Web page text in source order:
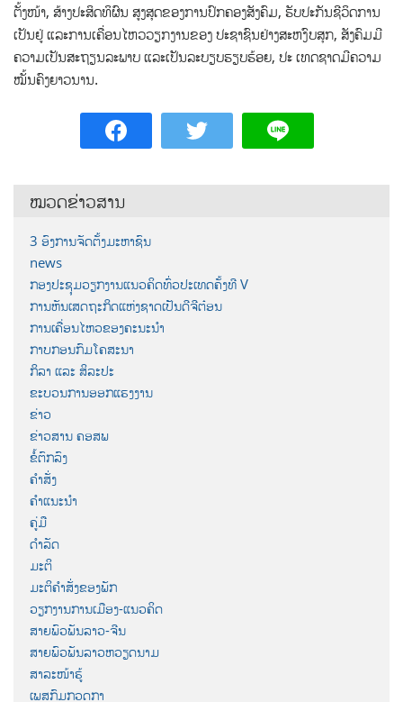
ຕັ້ງໜ້າ, ສ້າງປະສິດທິຜົນ ສູງສຸດຂອງການປົກຄອງສັງຄົມ, ຮັບປະກັນຊີວິດການ
ເປັນຢູ່ ແລະການເຄື່ອນໄຫວວຽກງານຂອງ ປະຊາຊົນຢ່າງສະຫງົບສຸກ, ສັງຄົມມີ
ຄວາມເປັນສະຖຽນລະພາບ ແລະເປັນລະບຽບຮຽບຮ້ອຍ, ປະ ເທດຊາດມີຄວາມ
ໝັ້ນຄົງຍາວນານ.
ໝວດຂ່າວສານ
3 ອົງການຈັດຕັ້ງມະຫາຊົນ
news
ກອງປະຊຸມວຽກງານແນວຄິດທົ່ວປະເທດຄັ້ງທີ V
ການຫັນເສດຖະກິດແຫ່ງຊາດເປັນດີຈີຕ໋ອນ
ການເຄື່ອນໄຫວຂອງຄະນະນຳ
ກາບກອນກົມໂຄສະນາ
ກິລາ ແລະ ສິລະປະ
ຂະບວນການອອກແຮງງານ
ຂ່າວ
ຂ່າວສານ ຄອສພ
ຂໍ້ຕົກລົງ
ຄຳສັ່ງ
ຄຳແນະນຳ
ຄູ່ມື
ດຳລັດ
ມະຕິ
ມະຕິຄຳສັ່ງຂອງພັກ
ວຽກງານການເມືອງ-ແນວຄິດ
ສາຍພົວພັນລາວ-ຈີນ
ສາຍພົວພັນລາວຫວຽດນາມ
ສາລະໜ້າຮູ້
ເພສກົມກວດກາ